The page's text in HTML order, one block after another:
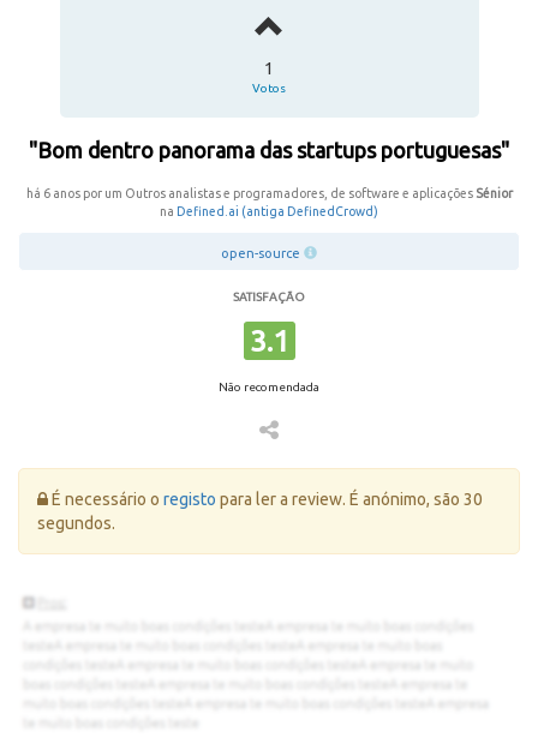
1
Votos
"Bom dentro panorama das startups portuguesas"
há 6 anos por um Outros analistas e programadores, de software e aplicações Sénior
na Defined.ai (antiga DefinedCrowd)
open-source
SATISFAÇÃO
3.1
Não recomendada
Erro:
É necessário o registo para ler a review. É anónimo, são 30
segundos.